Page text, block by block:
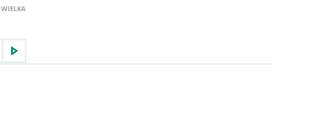
WIELKA